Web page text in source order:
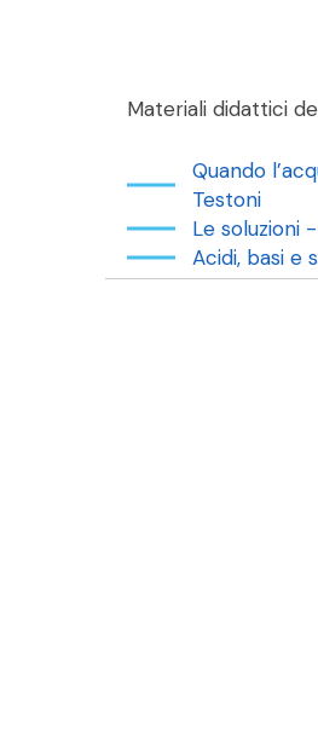
Materiali didattici
Quando
Testoni
Le soluzioni
Acidi, basi e